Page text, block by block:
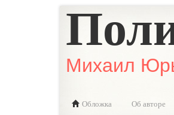
Михаил
Обложка Об авторе